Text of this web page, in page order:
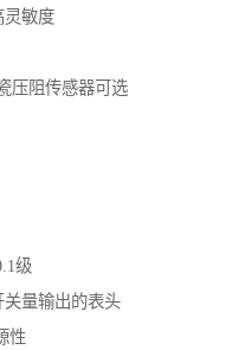
灵敏度
压阻传感器可选
级
关量输出的表头
性